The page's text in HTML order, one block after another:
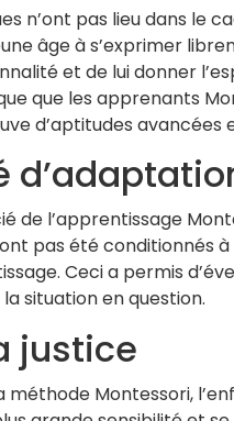
n’ont pas lieu dans le
âge à s’exprimer
et de lui donner
que les apprenants
d’aptitudes
de l’apprentissage
pas été conditionnés
Ceci a permis
situation en question.
justice
méthode Montessori,